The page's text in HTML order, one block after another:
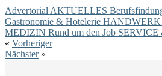
Advertorial AKTUELLES
Gastronomie & Hotelerie HANDWERK
MEDIZIN Rund um den Job SERVICE
« Vorheriger
Nächster»